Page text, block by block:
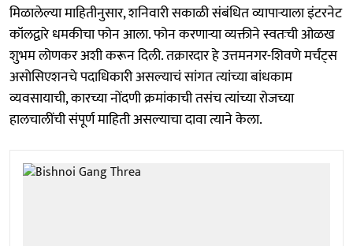
मिळालेल्या माहितीनुसार, शनिवारी सकाळी संबंधित व्यापाऱ्याला इंटरनेट
कॉलद्वारे धमकीचा फोन आला. फोन करणाऱ्या व्यक्तीने स्वतःची ओळख
शुभम लोणकर अशी करून दिली. तक्रारदार हे उत्तमनगर-शिवणे मर्चंट्स
असोसिएशनचे पदाधिकारी असल्याचं सांगत त्यांच्या बांधकाम
व्यवसायाची, कारच्या नोंदणी क्रमांकाची तसंच त्यांच्या रोजच्या
हालचालींची संपूर्ण माहिती असल्याचा दावा त्याने केला.